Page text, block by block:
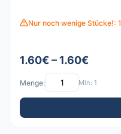
Nur noch wenige Stücke!: 1
1.60€ – 1.60€
Menge: Min: 1